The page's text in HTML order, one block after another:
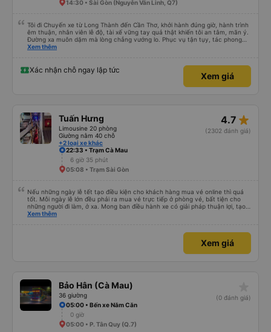
14:30 • Sài Gòn (Nguyễn Văn Linh, Q7)
Tôi đi Chuyến xe từ Long Thành đến Cần Thơ, khởi hành đúng giờ, hành trình
êm thuận, nhân viên lễ độ, tài xế vững tay quả thật khiến tôi an tâm, mãn ý.
Đường xa muôn dặm mà lòng chẳng vướng lo. Phục vụ tận tụy, tác phong
nghiêm cẩn, hiếm thấy giữa thời buổi kim tiền vội vã. Xã hội loạn đạo. Xin gửi
Xem thêm
Xác nhận chỗ ngay lập tức
Xem giá
Tuấn Hưng
Limousine 20 phòng
Giường nằm 40 chỗ
+2 loại xe khác
4.7 star_rate
(2302 đánh giá)
22:33 • Trạm Cà Mau
6 giờ 35 phút
05:08 • Trạm Sài Gòn
Nếu những ngày lễ tết tạo điều kiện cho khách hàng mua vé online thì quá
tốt. Mỗi ngày lễ lớn đều phải ra mua vé trực tiếp ở phòng vé, bất tiện cho
những người đi làm, ở xa. Mong ban điều hành xe có giải pháp thuận lợi, tạo
điều kiện cho khách hàng mua vé online (chuyển khoản khi mua vé). Kính
Xem thêm
Xem giá
Bảo Hân (Cà Mau)
36 giường
(0 đánh giá)
05:00 • Bến xe Năm Căn
0 giờ
05:00 • P. Tân Quy (Q.7)